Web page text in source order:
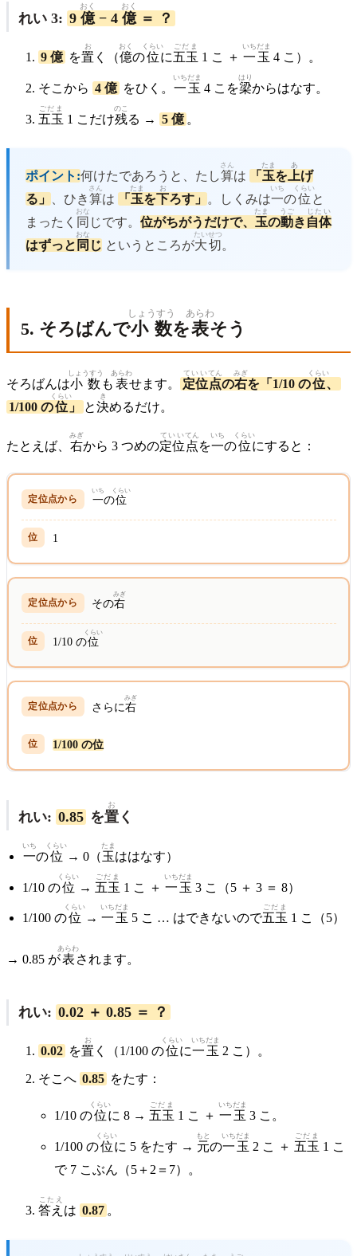
れい 3: 9 億
おく
− 4 億
おく
＝ ？
9 億 を置
お
く（億
おく
の位
くらい
に五玉
ごだま
1 こ ＋ 一玉
いちだま
4 こ）。
そこから 4 億 をひく。 一玉
いちだま
4 こを梁
はり
からはなす。
五玉
ごだま
1 こだけ残
のこ
る → 5 億 。
ポイント:何けたであろうと、たし算
さん
は 「 玉
たま
を 上
あ
げ
る」
、ひき算
さん
は 「 玉
たま
を下
お
ろす」 。しくみは一
いち
の位
くらい
と
まったく 同
おな
じです。 位がちがうだけで、 玉
たま
の動
うご
き 自体
じたい
はずっと 同
おな
じ というところが大切
たいせつ
。
5. そろばんで小数
しょうすう
を表
あらわ
そう
そろばんは小数
しょうすう
も 表
あらわ
せます。 定位
ていい
点
てん
の右
みぎ
を「1/10 の位
くらい
、
1/100 の位
くらい
」 と決
き
めるだけ。
たとえば、 右
みぎ
から 3 つめの定位
ていい
点
てん
を一
いち
の位
くらい
にすると：
一
いち
の位
くらい
1
その右
みぎ
1/10 の位
くらい
さらに右
みぎ
1/100 の位
れい: 0.85 を置
お
く
一
いち
の位
くらい
→ 0（玉
たま
ははなす）
1/10 の位
くらい
→ 五玉
ごだま
1 こ ＋ 一玉
いちだま
3 こ（5 ＋ 3 ＝ 8）
1/100 の位
くらい
→ 一玉
いちだま
5 こ … はできないので五玉
ごだま
1 こ（5）
→ 0.85 が表
あらわ
されます。
れい: 0.02 ＋ 0.85 ＝ ？
0.02 を置
お
く（1/100 の位
くらい
に一玉
いちだま
2 こ）。
そこへ 0.85 をたす：
1/10 の位
くらい
に 8 → 五玉
ごだま
1 こ ＋ 一玉
いちだま
3 こ。
1/100 の位
くらい
に 5 をたす → 元
もと
の一玉
いちだま
2 こ ＋ 五玉
ごだま
1 こ
で 7 こぶん（5＋2＝7）。
答え
こたえ
は 0.87 。